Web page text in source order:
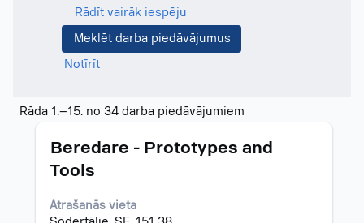
Rādīt vairāk iespēju
Notīrīt
Rāda 1.–15. no 34 darba piedāvājumiem
par
Amats
Beredare - Prototypes and
Tools
Atrašanās vieta
Atlasiet,
atstarpes
lai